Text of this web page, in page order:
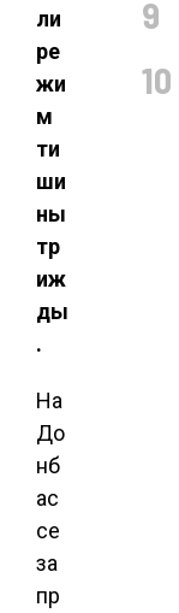
ли
ре
жи
м
ти
ши
ны
тр
иж
ды
.
На
До
нб
ас
се
за
пр